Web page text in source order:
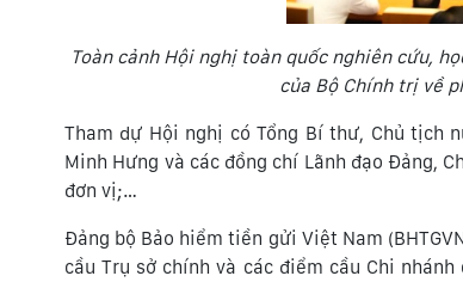
Toàn cảnh Hội nghị toàn quốc nghiên cứu,
của Bộ Chính trị về
Tham dự Hội nghị có Tổng Bí thư, Chủ tịch
Minh Hưng và các đồng chí Lãnh đạo Đảng,
đơn vị;…
Đảng bộ Bảo hiểm tiền gửi Việt Nam
cầu Trụ sở chính và các điểm cầu Chi